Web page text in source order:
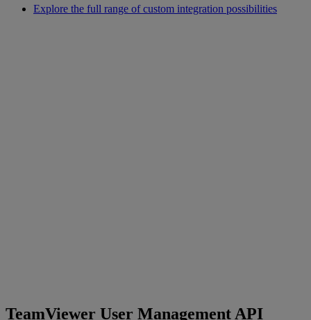
Explore the full range of custom integration possibilities
TeamViewer User Management API